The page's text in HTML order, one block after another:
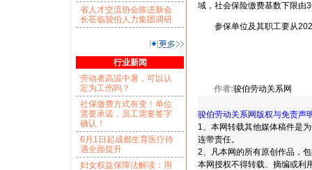
省人才交流协会陈进新会
长莅临骏伯人力集团调研
行业新闻
劳动者高温中暑，可以认
定为工伤吗？
社保缴费方式有变！单位
需要承诺，员工需要签字
确认！
6月1日起成都生育医疗待
遇全面提升
妇女权益保障法解读：用
域，社会保险缴费基数下限由
参保单位及其职工要从
作者:骏伯劳动关系网
骏伯劳动关系网版权与免责声
1、 本网转载其他媒体稿件是
连带责任。
2、
凡本网的所有原创作品，
本网授权不得转载、摘编或利